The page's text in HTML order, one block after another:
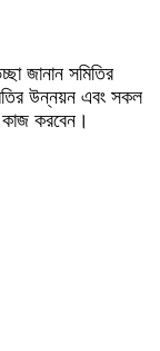
জানান সমিতির
উন্নয়ন এবং সকল
করবেন।